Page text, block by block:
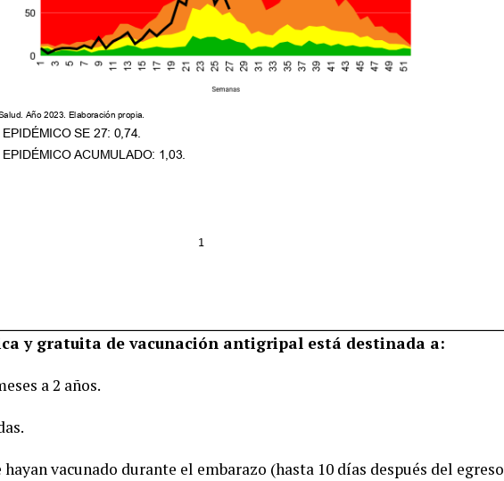
y gratuita de vacunación antigripal está destinada a:
a 2 años.
hayan vacunado durante el embarazo (hasta 10 días después del egreso